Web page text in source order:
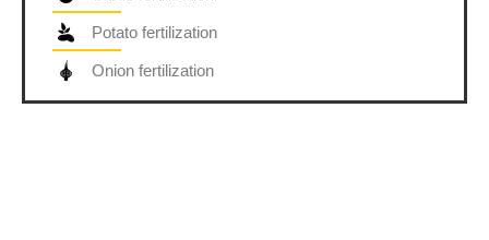
Potato fertilization
Onion fertilization